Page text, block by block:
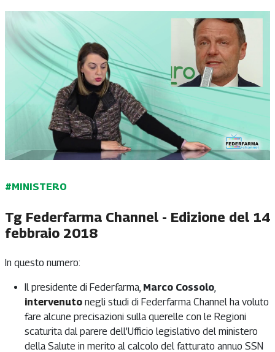
#MINISTERO
Tg Federfarma Channel - Edizione del 14
febbraio 2018
In questo numero:
Il presidente di Federfarma, Marco Cossolo,
intervenuto negli studi di Federfarma Channel ha voluto
fare alcune precisazioni sulla querelle con le Regioni
scaturita dal parere dell’Ufficio legislativo del ministero
della Salute in merito al calcolo del fatturato annuo SSN